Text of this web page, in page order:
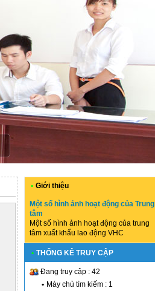
• Giới thiệu
Một số hình ảnh hoạt động của Trung
tâm
Một số hình ảnh hoạt động của trung
tâm xuất khẩu lao động VHC
• THỐNG KÊ TRUY CẬP
Đang truy cập : 42
• Máy chủ tìm kiếm : 1